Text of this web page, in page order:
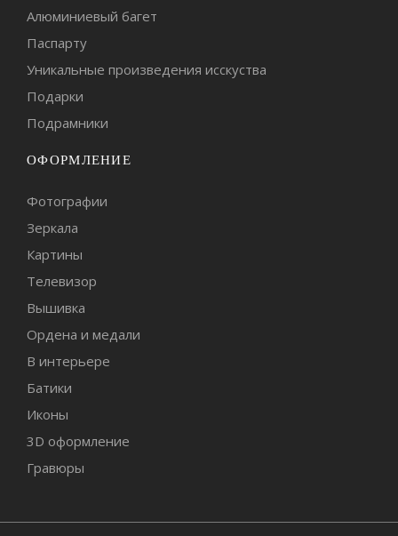
Алюминиевый багет
Паспарту
Уникальные произведения исскуства
Подарки
Подрамники
ОФОРМЛЕНИЕ
Фотографии
Зеркала
Картины
Телевизор
Вышивка
Ордена и медали
В интерьере
Батики
Иконы
3D оформление
Гравюры